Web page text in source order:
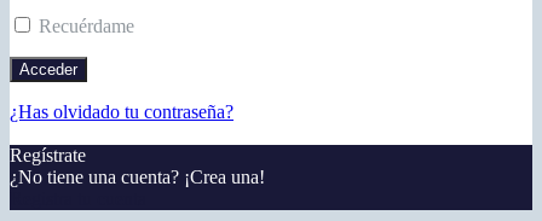
Recuérdame
¿Has olvidado tu contraseña?
Regístrate
¿No tiene una cuenta? ¡Crea una!